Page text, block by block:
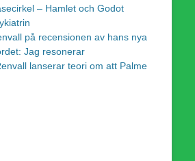
– Hamlet och Godot
på recensionen av hans nya
Jag resonerar
lanserar teori om att Palme